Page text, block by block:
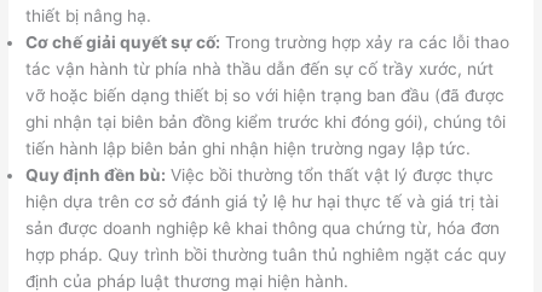
thiết bị nâng hạ.
Cơ chế giải quyết sự cố: Trong trường hợp xảy ra các lỗi thao
tác vận hành từ phía nhà thầu dẫn đến sự cố trầy xước, nứt
vỡ hoặc biến dạng thiết bị so với hiện trạng ban đầu (đã được
ghi nhận tại biên bản đồng kiểm trước khi đóng gói), chúng tôi
tiến hành lập biên bản ghi nhận hiện trường ngay lập tức.
Quy định đền bù: Việc bồi thường tổn thất vật lý được thực
hiện dựa trên cơ sở đánh giá tỷ lệ hư hại thực tế và giá trị tài
sản được doanh nghiệp kê khai thông qua chứng từ, hóa đơn
hợp pháp. Quy trình bồi thường tuân thủ nghiêm ngặt các quy
định của pháp luật thương mại hiện hành.